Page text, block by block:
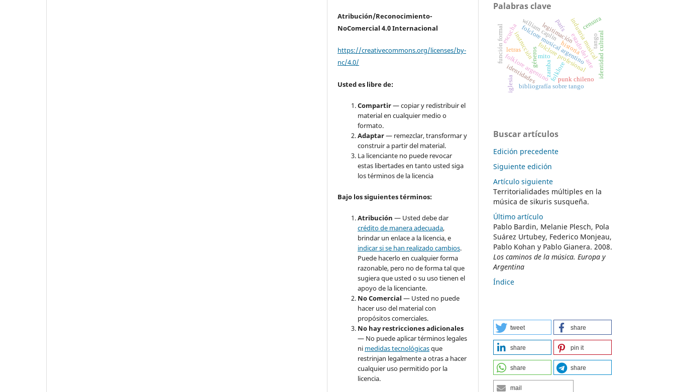
Atribución/Reconocimiento-
NoComercial 4.0 Internacional
https://creativecommons.org/licenses/by-
nc/4.0/
Usted es libre de:
Compartir— copiar y redistribuir el
material en cualquier medio o
formato.
Adaptar— remezclar, transformar y
construir a partir del material.
La licenciante no puede revocar
estas libertades en tanto usted siga
los términos de la licencia
Bajo los siguientes términos:
Atribución— Usted debe dar
crédito de manera adecuada,
brindar un enlace a la licencia, e
indicar si se han realizado cambios.
Puede hacerlo en cualquier forma
razonable, pero no de forma tal que
sugiera que usted o su uso tienen el
apoyo de la licenciante.
No Comercial — Usted no puede
hacer uso del material con
propósitos comerciales.
No hay restricciones adicionales
— No puede aplicar términos legales
ni medidas tecnológicasque
restrinjan legalmente a otras a hacer
cualquier uso permitido por la
licencia.
Palabras clave
folclore musical argentino
estado del arte
folclore profesional
géneros historia
folklore
industria musical
folklore argentino identidad cultural
legitimación
identidades zamba
función formal william caplin
instrucción
punk chileno
tango
bibliografía sobre tango
letras
censura
escucha
mito
parís
iglesia
Buscar artículos
Edición precedente
Siguiente edición
Artículo siguiente
Territorialidades múltiples en la
música de sikuris susqueña.
Último artículo
Pablo Bardin, Melanie Plesch, Pola
Suárez Urtubey, Federico Monjeau,
Pablo Kohan y Pablo Gianera. 2008.
Los caminos de la música. Europa y
Argentina
Índice
tweet share
share pin it
share share
mail